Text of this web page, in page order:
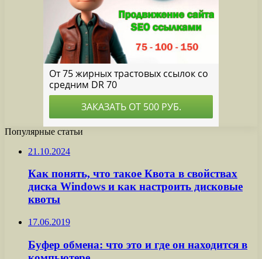
Популярные статьи
21.10.2024
Как понять, что такое Квота в свойствах
диска Windows и как настроить дисковые
квоты
17.06.2019
Буфер обмена: что это и где он находится в